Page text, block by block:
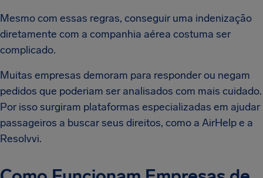
Mesmo com essas regras, conseguir uma indenização
diretamente com a companhia aérea costuma ser
complicado.
Muitas empresas demoram para responder ou negam
pedidos que poderiam ser analisados com mais cuidado.
Por isso surgiram plataformas especializadas em ajudar
passageiros a buscar seus direitos, como a AirHelp e a
Resolvvi.